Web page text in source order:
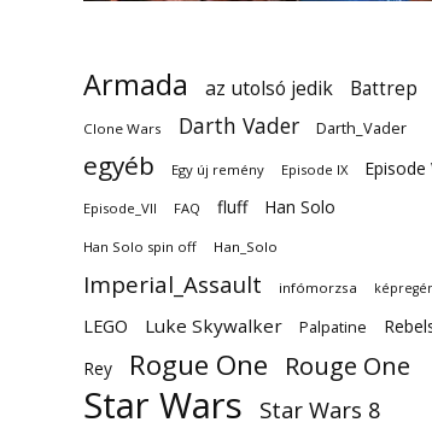
Armada az utolsó jedik Battrep
Clone Wars Darth Vader Darth_Vader
egyéb Egy új remény Episode IX Episode
Episode_VII FAQ fluff Han Solo
Han Solo spin off Han_Solo
Imperial_Assault infómorzsa
LEGO Luke Skywalker Palpatine
Rey
Rogue One Rouge One
Star Wars Star Wars 8